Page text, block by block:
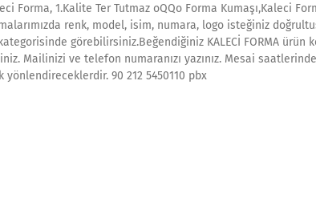
Forma, 1.Kalite Ter Tutmaz oQQo Forma Kumaşı,Kaleci
renk, model, isim, numara, logo isteğiniz
görebilirsiniz.Beğendiğiniz KALECİ FORMA
Mailinizi ve telefon numaranızı yazınız. Mesai
90 212 5450110 pbx